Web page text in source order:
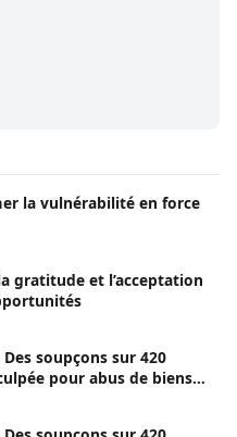
la vulnérabilité en force
gratitude et l’acceptation
soupçons sur 420
pour abus de biens